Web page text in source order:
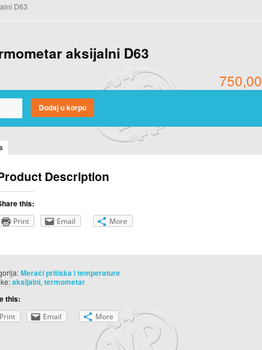
D63
aksijalni D63
750,00
Dodaj u korpu
Description
this:
Print Email More
Merači pritiska i temperature
aksijalni, termometar
this:
Print Email More